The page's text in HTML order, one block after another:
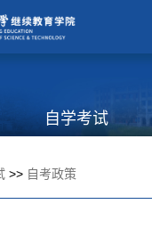
自学考试
>> 自考政策